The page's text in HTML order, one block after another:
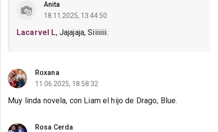
Anita
18.11.2025, 13:44:50
Lacarvel L, Jajajaja, Siiiiiii.
Roxana
11.06.2025, 18:58:32
Muy linda novela, con Liam el hijo de Drago, Blue.
Rosa Cerda